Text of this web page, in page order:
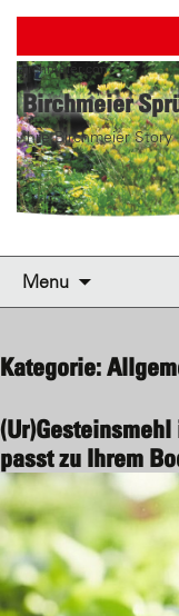
Birchmeier
Ihre Birchmeier Story
birchmeier.com
Menu
Kategorie:
passt zu Ihrem